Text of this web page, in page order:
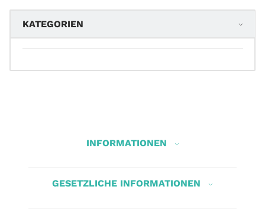
KATEGORIEN
INFORMATIONEN
GESETZLICHE INFORMATIONEN